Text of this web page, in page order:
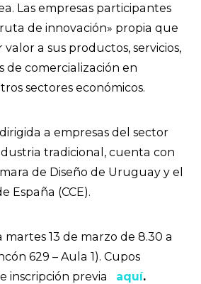
Las empresas participantes
de innovación» propia que
a sus productos, servicios,
de comercialización en
sectores económicos.
a empresas del sector
tradicional, cuenta con
de Diseño de Uruguay y el
España (CCE).
martes 13 de marzo de 8.30 a
629 – Aula 1). Cupos
inscripción previa aquí.